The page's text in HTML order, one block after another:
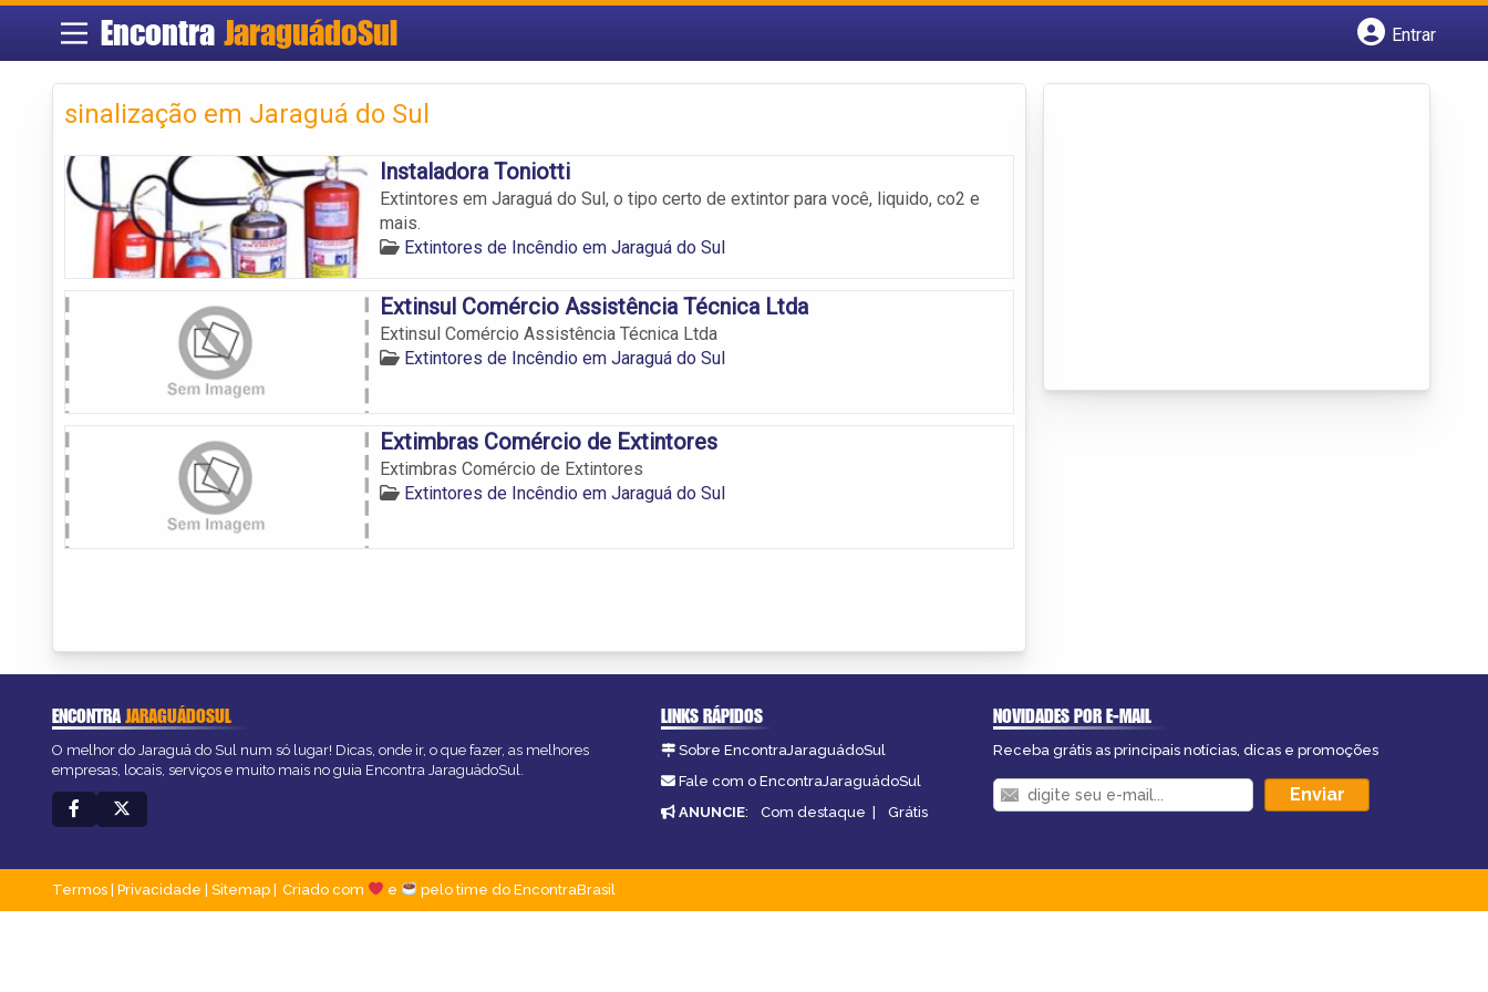
Encontra JaraguádoSul
Entrar
sinalização em Jaraguá do Sul
Instaladora Toniotti
Extintores em Jaraguá do Sul, o tipo certo de extintor para você, liquido, co2 e
mais.
Extintores de Incêndio em Jaraguá do Sul
Extinsul Comércio Assistência Técnica Ltda
Extinsul Comércio Assistência Técnica Ltda
Extintores de Incêndio em Jaraguá do Sul
Extimbras Comércio de Extintores
Extimbras Comércio de Extintores
Extintores de Incêndio em Jaraguá do Sul
ENCONTRAJARAGUÁDOSUL
O melhor do Jaraguá do Sul num só lugar! Dicas, onde ir, o que fazer, as melhores
empresas, locais, serviços e muito mais no guia Encontra JaraguádoSul.
LINKS RÁPIDOS
Sobre EncontraJaraguádoSul
Fale com o EncontraJaraguádoSul
ANUNCIE: Com destaque | Grátis
NOVIDADES POR E-MAIL
Receba grátis as principais notícias, dicas e promoções
Termos Privacidade Sitemap Criado com e pelo time do EncontraBrasil